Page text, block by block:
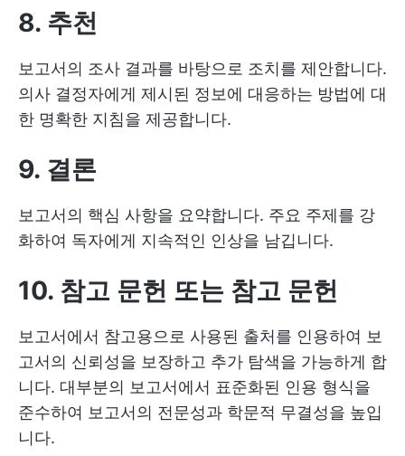
8. 추천
보고서의 조사 결과를 바탕으로 조치를 제안합니다.
의사 결정자에게 제시된 정보에 대응하는 방법에 대
한 명확한 지침을 제공합니다.
9. 결론
보고서의 핵심 사항을 요약합니다. 주요 주제를 강
화하여 독자에게 지속적인 인상을 남깁니다.
10. 참고 문헌 또는 참고 문헌
보고서에서 참고용으로 사용된 출처를 인용하여 보
고서의 신뢰성을 보장하고 추가 탐색을 가능하게 합
니다. 대부분의 보고서에서 표준화된 인용 형식을
준수하여 보고서의 전문성과 학문적 무결성을 높입
니다.